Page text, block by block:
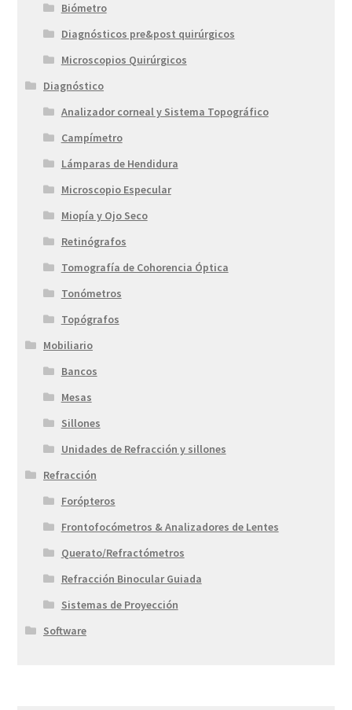
Biómetro
Diagnósticos pre&post quirúrgicos
Microscopios Quirúrgicos
Diagnóstico
Analizador corneal y Sistema Topográfico
Campímetro
Lámparas de Hendidura
Microscopio Especular
Miopía y Ojo Seco
Retinógrafos
Tomografía de Cohorencia Óptica
Tonómetros
Topógrafos
Mobiliario
Bancos
Mesas
Sillones
Unidades de Refracción y sillones
Refracción
Forópteros
Frontofocómetros & Analizadores de Lentes
Querato/Refractómetros
Refracción Binocular Guiada
Sistemas de Proyección
Software